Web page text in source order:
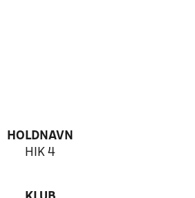
HOLDNAVN
HIK 4